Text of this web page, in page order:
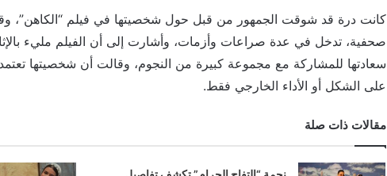
كانت درة قد شوقت الجمهور من قبل حول شخصيتها في فيلم “الكاهن”،
صحفية، تدخل في عدة صراعات وأزمات، وأشارت إلى أن الفيلم مليء
سعادتها للمشاركة مع مجموعة كبيرة من النجوم، وقالت أن شخصيتها
على الشكل أو الأداء الخارجي فقط.
مقالات ذات صلة